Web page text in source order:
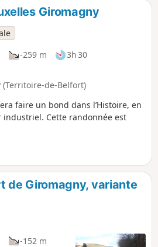
Giromagny
-259 m
3h 30
de-Belfort)
faire un bond dans l’Histoire, en
industriel. Cette randonnée est
de Giromagny, variante
-152 m